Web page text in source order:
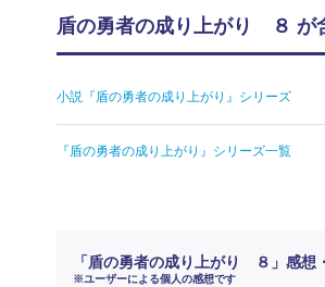
盾の勇者の成り上がり ８ が
小説『盾の勇者の成り上がり』シリーズ
『盾の勇者の成り上がり』シリーズ一覧
「盾の勇者の成り上がり ８」感想
※ユーザーによる個人の感想です